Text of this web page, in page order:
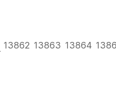
13862 13863 13864
다음맨끝